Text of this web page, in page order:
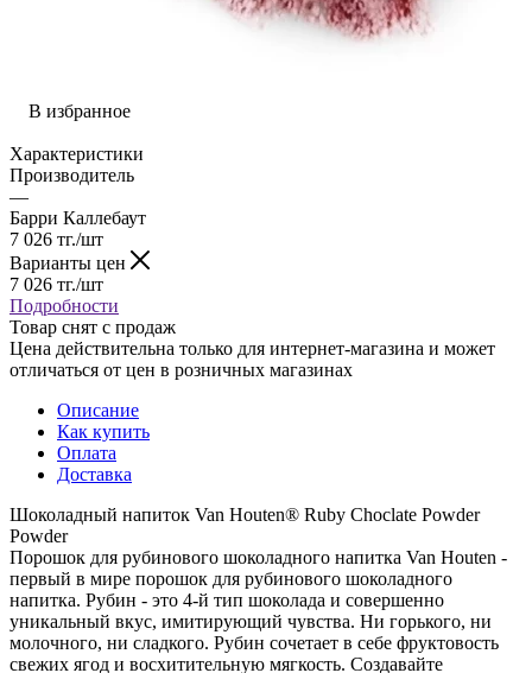
В избранное
Характеристики
Производитель
—
Барри Каллебаут
7 026 тг./шт
Варианты цен
7 026 тг./шт
Подробности
Товар снят с продаж
Цена действительна только для интернет-магазина и может
отличаться от цен в розничных магазинах
Описание
Как купить
Оплата
Доставка
Шоколадный напиток Van Houten® Ruby Choclate Powder
Powder
Порошок для рубинового шоколадного напитка Van Houten -
первый в мире порошок для рубинового шоколадного
напитка. Рубин - это 4-й тип шоколада и совершенно
уникальный вкус, имитирующий чувства. Ни горького, ни
молочного, ни сладкого. Рубин сочетает в себе фруктовость
свежих ягод и восхитительную мягкость. Создавайте